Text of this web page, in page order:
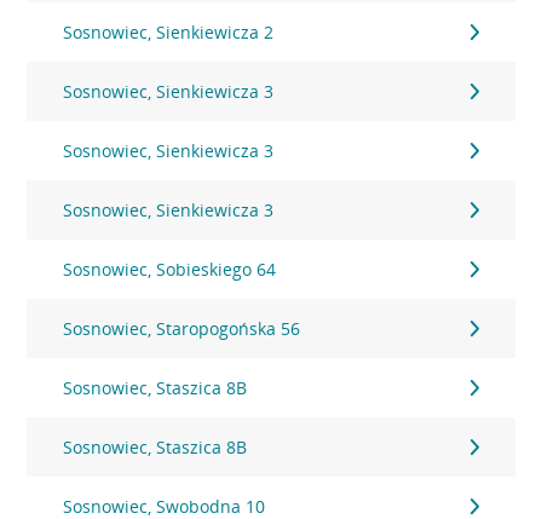
Sosnowiec, Sienkiewicza 2
Sosnowiec, Sienkiewicza 3
Sosnowiec, Sienkiewicza 3
Sosnowiec, Sienkiewicza 3
Sosnowiec, Sobieskiego 64
Sosnowiec, Staropogońska 56
Sosnowiec, Staszica 8B
Sosnowiec, Staszica 8B
Sosnowiec, Swobodna 10